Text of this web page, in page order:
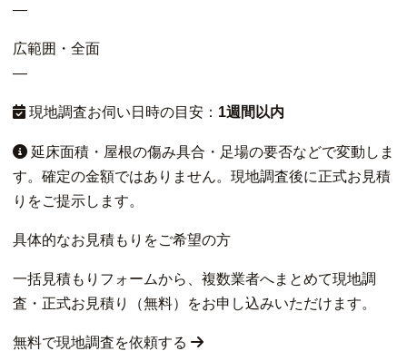
—
広範囲・全面
—
現地調査お伺い日時の目安： 1週間以内
延床面積・屋根の傷み具合・足場の要否などで変動しま
す。確定の金額ではありません。現地調査後に正式お見積
りをご提示します。
具体的なお見積もりをご希望の方
一括見積もりフォームから、複数業者へまとめて現地調
査・正式お見積り（無料）をお申し込みいただけます。
無料で現地調査を依頼する